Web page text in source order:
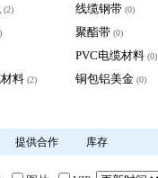
(2) 线缆钢带 (0)
聚酯带 (0)
PVC电缆材料 (0)
料 (2) 铜包铝美金 (0)
提供合作 库存